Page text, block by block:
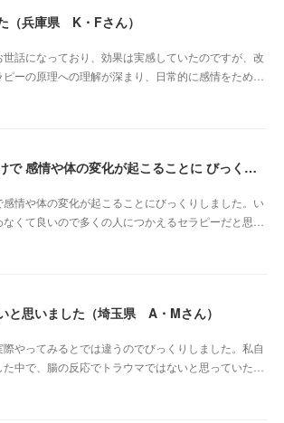
（兵庫県 K・Fさん）
話になっており、効果は実感していたのですが、改
ーの原理への理解が深まり、日常的に感情をため…
ボトルをのせるだけで 感情や体の変化が起こることに びっくりしました（三重県 S・Yさん）
情や体の変化が起こることにびっくりしました。い
くて良いので多くの人につかえるセラピーだと思…
と思いました（埼玉県 A・Mさん）
やってみるとでは違うのでびっくりしました。私自
中で、腸の反応でトラウマではないと思っていた…